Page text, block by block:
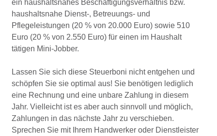
ein haushaltsnahes Beschäftigungsverhältnis bzw.
haushaltsnahe Dienst-, Betreuungs- und
Pflegeleistungen (20 % von 20.000 Euro) sowie 510
Euro (20 % von 2.550 Euro) für einen im Haushalt
tätigen Mini-Jobber.
Lassen Sie sich diese Steuerboni nicht entgehen und
schöpfen Sie sie optimal aus! Sie benötigen lediglich
eine Rechnung und eine unbare Zahlung in diesem
Jahr. Vielleicht ist es aber auch sinnvoll und möglich,
Zahlungen in das nächste Jahr zu verschieben.
Sprechen Sie mit Ihrem Handwerker oder Dienstleister